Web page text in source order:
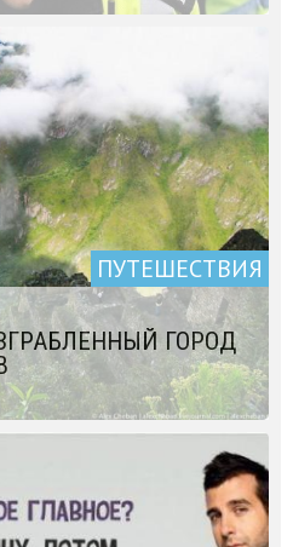
ПУТЕШЕСТВИЯ
ГОРОД